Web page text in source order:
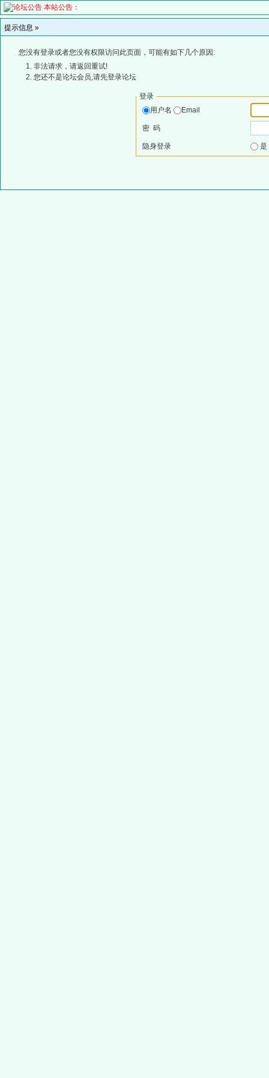
本站公告：
提示信息 »
您没有登录或者您没有权限访问此页面，可能有如下几个原因:
非法请求，请返回重试!
您还不是论坛会员,请先登录论坛
登录
用户名
Email
密 码
隐身登录